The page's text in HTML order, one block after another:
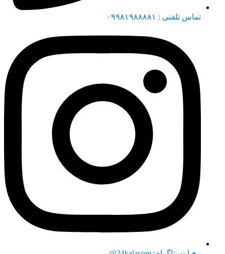
تماس تلفنی : ۰۹۹۸۱۹۸۸۸۸۱